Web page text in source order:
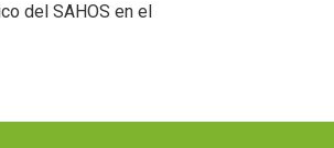
del SAHOS en el